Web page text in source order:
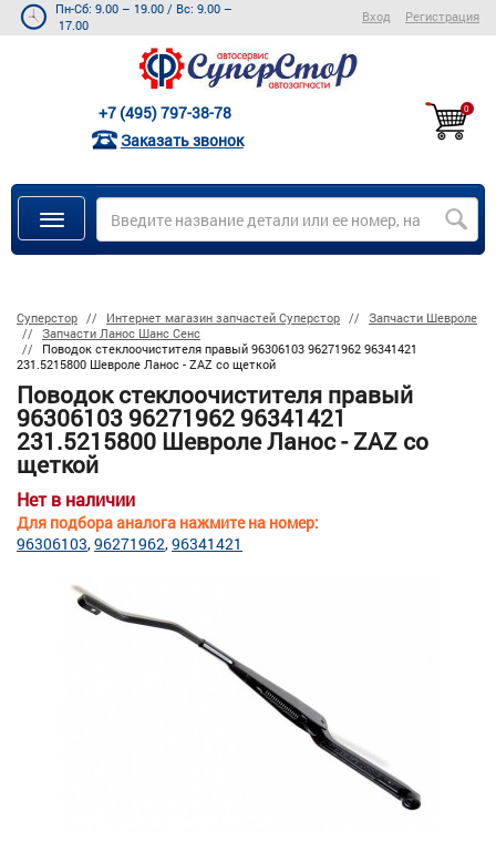
Пн-Сб: 9.00 – 19.00 / Вс: 9.00 –
17.00
Вход Регистрация
+7 (495) 797-38-78
Заказать звонок
0
Суперстор Интернет магазин запчастей Суперстор
Запчасти Шевроле
Запчасти Ланос Шанс Сенс
Поводок стеклоочистителя правый 96306103 96271962 96341421
231.5215800 Шевроле Ланос - ZAZ со щеткой
Поводок стеклоочистителя правый
96306103 96271962 96341421
231.5215800 Шевроле Ланос - ZAZ со
щеткой
Нет в наличии
Для подбора аналога нажмите на номер:
96306103 96271962 96341421